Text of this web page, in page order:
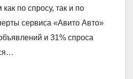
по спросу, так и по
сервиса «Авито Авто»
и 31% спроса